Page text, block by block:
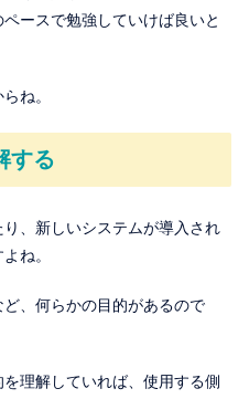
ースで勉強していけば良いと
ね。
する
、新しいシステムが導入され
ね。
、何らかの目的があるので
理解していれば、使用する側